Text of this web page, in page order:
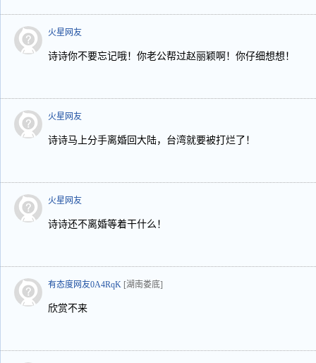
火星网友
诗诗你不要忘记哦！你老公帮过赵丽颖啊！你仔细想想！
火星网友
诗诗马上分手离婚回大陆，台湾就要被打烂了！
火星网友
诗诗还不离婚等着干什么！
有态度网友0A4RqK [湖南娄底]
欣赏不来